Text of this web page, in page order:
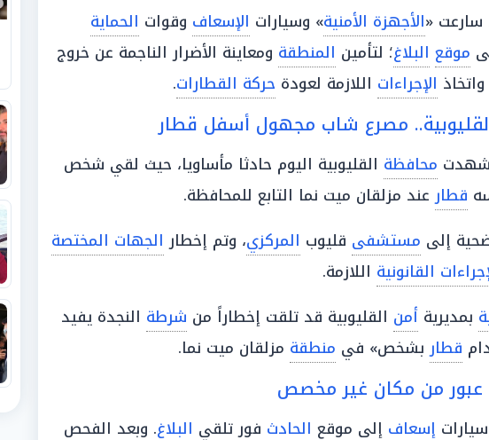
سارعت «الأجهزة الأمنية» وسيارات الإسعاف وقوات الحماية
موقع البلاغ؛ لتأمين المنطقة ومعاينة الأضرار الناجمة عن خروج
الإجراءات اللازمة لعودة حركة القطارات.
مصرع شاب مجهول أسفل قطار
محافظة القليوبية اليوم حادثا مأساويا، حيث لقي شخص
قطارعند مزلقان ميت نما التابع للمحافظة.
إلى مستشفى قليوب المركزي، وتم إخطار الجهات المختصة
القانونية اللازمة.
بمديرية أمن القليوبية قد تلقت إخطاراً من شرطة النجدة يفيد
قطاربشخص» في منطقة مزلقان ميت نما.
عبور من مكان غير مخصص
إسعاف إلى موقع الحادث فور تلقي البلاغ. وبعد الفحص